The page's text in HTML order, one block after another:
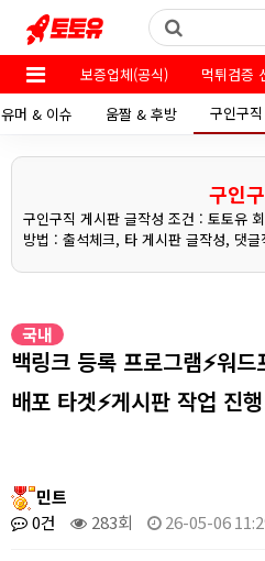
보증업체(공식) 먹튀검증
유머 & 이슈
움짤 & 후방 구인구직
구인
구인구직 게시판 글작성 조건 : 토토유
방법 : 출석체크, 타 게시판 글작성, 댓글
국내
백링크 등록 프로그램⚡워
배포 타겟⚡게시판 작업 진행
민트
0건
283회 26-05-06